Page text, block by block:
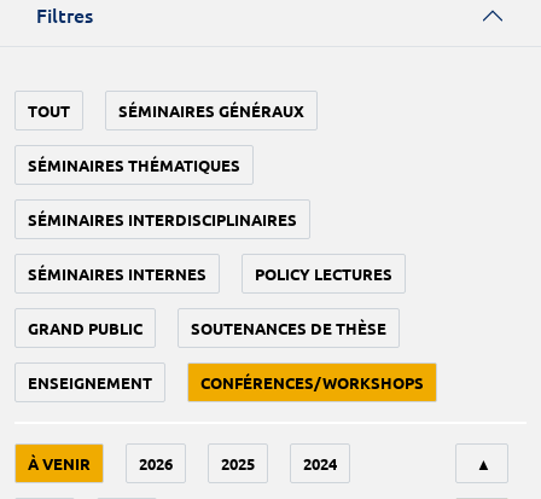
Filtres
TOUT SÉMINAIRES GÉNÉRAUX
SÉMINAIRES THÉMATIQUES
SÉMINAIRES INTERDISCIPLINAIRES
SÉMINAIRES INTERNES POLICY LECTURES
GRAND PUBLIC SOUTENANCES DE THÈSE
ENSEIGNEMENT CONFÉRENCES/WORKSHOPS
À VENIR 2026 2025 2024 ▲